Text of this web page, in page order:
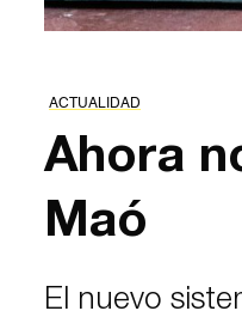
ACTUALIDAD
Ahora
Maó
El nuevo